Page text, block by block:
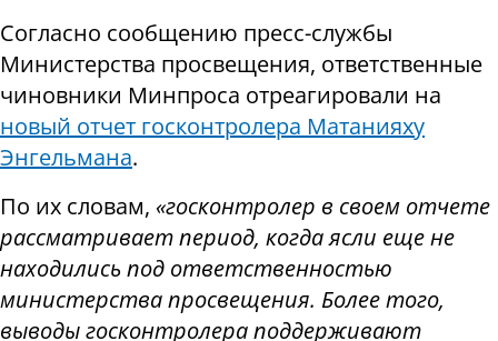
Согласно сообщению пресс-службы
Министерства просвещения, ответственные
чиновники Минпроса отреагировали на
новый отчет госконтролера Матанияху
Энгельмана.
По их словам, «госконтролер в своем отчете
рассматривает период, когда ясли еще не
находились под ответственностью
министерства просвещения. Более того,
выводы госконтролера поддерживают